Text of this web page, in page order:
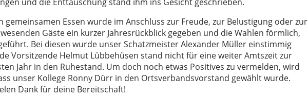
gemeinsamen Essen wurde im Anschluss zur Freude, zur Belustigung oder zur
Gäste ein kurzer Jahresrückblick gegeben und die Wahlen förmlich,
Bei diesen wurde unser Schatzmeister Alexander Müller einstimmig
Vorsitzende Helmut Lübbehüsen stand nicht für eine weiter Amtszeit zur
Jahr in den Ruhestand. Um doch noch etwas Positives zu vermelden, wird
unser Kollege Ronny Dürr in den Ortsverbandsvorstand gewählt wurde.
Dank für deine Bereitschaft!